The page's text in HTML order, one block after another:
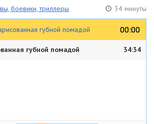
боевики, триллеры 34 минуты
губной помадой 00:00
00:00
губной помадой 34:34